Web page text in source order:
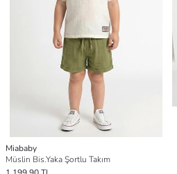
Miababy
Müslin Bis.Yaka Şortlu Takım